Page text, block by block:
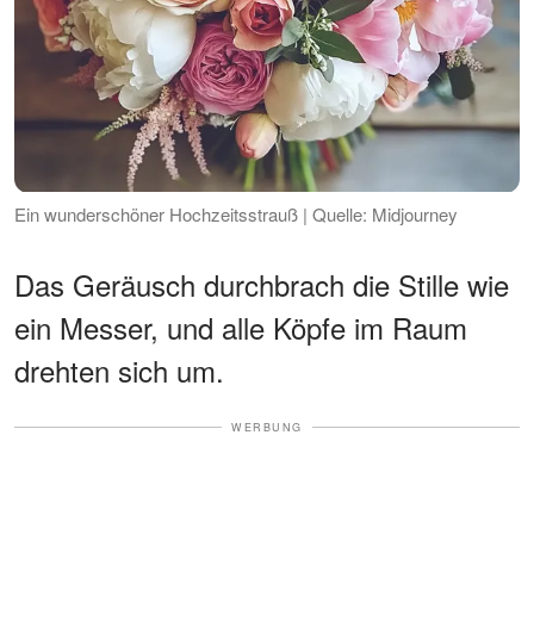
Ein wunderschöner Hochzeitsstrauß | Quelle: Midjourney
Das Geräusch durchbrach die Stille wie
ein Messer, und alle Köpfe im Raum
drehten sich um.
WERBUNG